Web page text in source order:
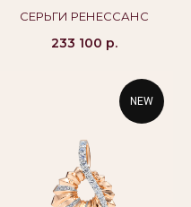
СЕРЬГИ РЕНЕССАНС
233 100 р.
NEW